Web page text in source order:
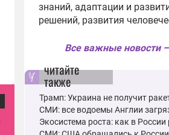
знаний, адаптации и
решений, развития
Все важные новости
читайте
также
Трамп: Украина не получит
СМИ: все водоемы Англии
Экосистема роста: как в